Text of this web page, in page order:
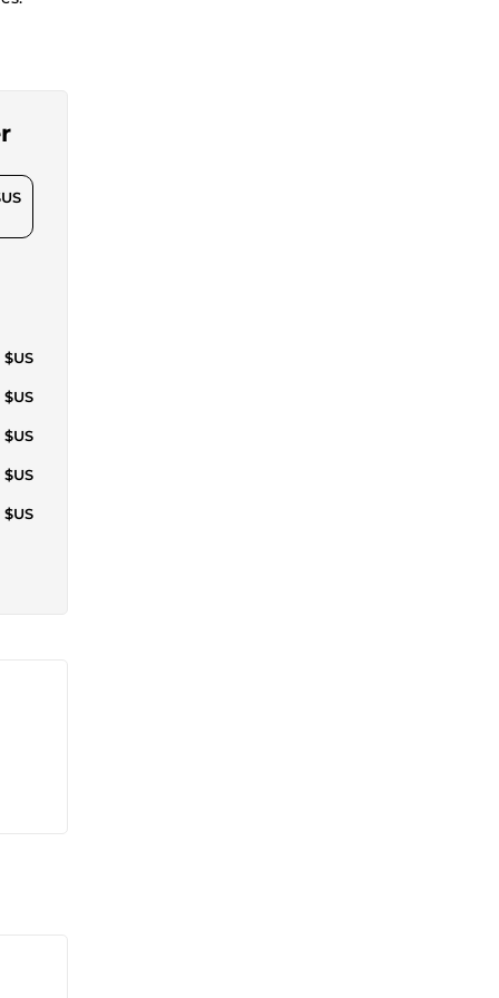
$US
$US
$US
$US
$US